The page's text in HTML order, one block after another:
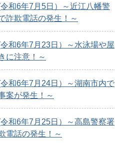
和6年7月5日）～近江八幡警
詐欺電話の発生！～
和6年7月23日）～水泳場や屋
に注意！～
和6年7月24日）～湖南市内で
案が発生！～
和6年7月25日）～高島警察署
電話の発生！～